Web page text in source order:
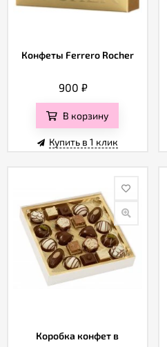
Конфеты Ferrero Rocher
900₽
В корзину
Купить в 1 клик
Коробка конфет в